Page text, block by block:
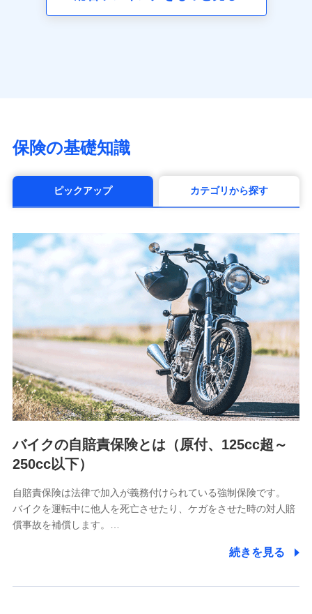
（https://www.axa.co.jp/）
第一ネオ生命保険株式会社
（https://neofirst.co.jp/）
life.co.jp）
太陽生命保険株式会社（https://www.taiyo-
（https://www.zurichlife.co.jp/）
東京海上日動あんしん生命保険株式会社
（https://www.tmn-anshin.co.jp/）
なないろ生命保険株式会社
（https://www.nanairolife.co.jp/）
日本生命保険相互会社
（https://www.nissay.co.jp）
はなさく生命保険株式会社
（https://www.life8739.co.jp/）
マニュライフ生命保険株式会社
（https://www.manulife.co.jp/）
三井住友海上あいおい生命保険株式会社
メットライフ生命株式会社
(https://www.metlife.co.jp/)
メディケア生命保険株式会社
（https://www.medicarelife.com/）
■少額短期保険
保険の基礎知識
ピックアップ カテゴリから探す
バイクの自賠責保険とは（原付、125cc超～
250cc以下）
自賠責保険は法律で加入が義務付けられている強制保険です。
バイクを運転中に他人を死亡させたり、ケガをさせた時の対人賠
償事故を補償します。…
続きを見る